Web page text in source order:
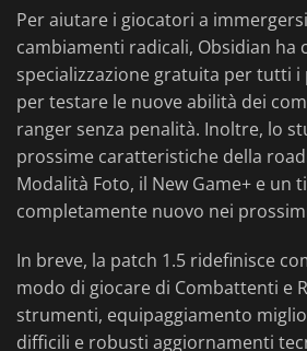
Per aiutare i giocatori a
cambiamenti radicali, Obsidian ha
specializzazione gratuita per tutti
per testare le nuove abilità dei
ranger senza penalità. Inoltre, lo
prossime caratteristiche della
Modalità Foto, il New Game+ e un
completamente nuovo nei
In breve, la patch 1.5 ridefinisce
modo di giocare di Combattenti e
strumenti, equipaggiamento
difficili e robusti aggiornamenti